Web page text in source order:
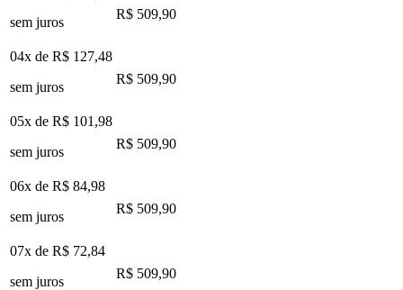
sem juros
R$ 509,90
04x de R$ 127,48
sem juros
R$ 509,90
05x de R$ 101,98
sem juros
R$ 509,90
06x de R$ 84,98
sem juros
R$ 509,90
07x de R$ 72,84
sem juros
R$ 509,90